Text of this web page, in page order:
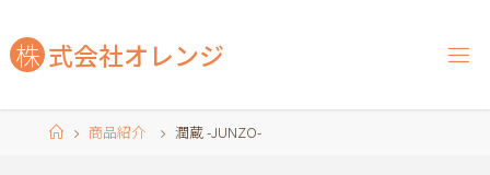
ン
テ株 式会社オ レンジ
ホ
商品紹介 潤蔵 -JUNZO-